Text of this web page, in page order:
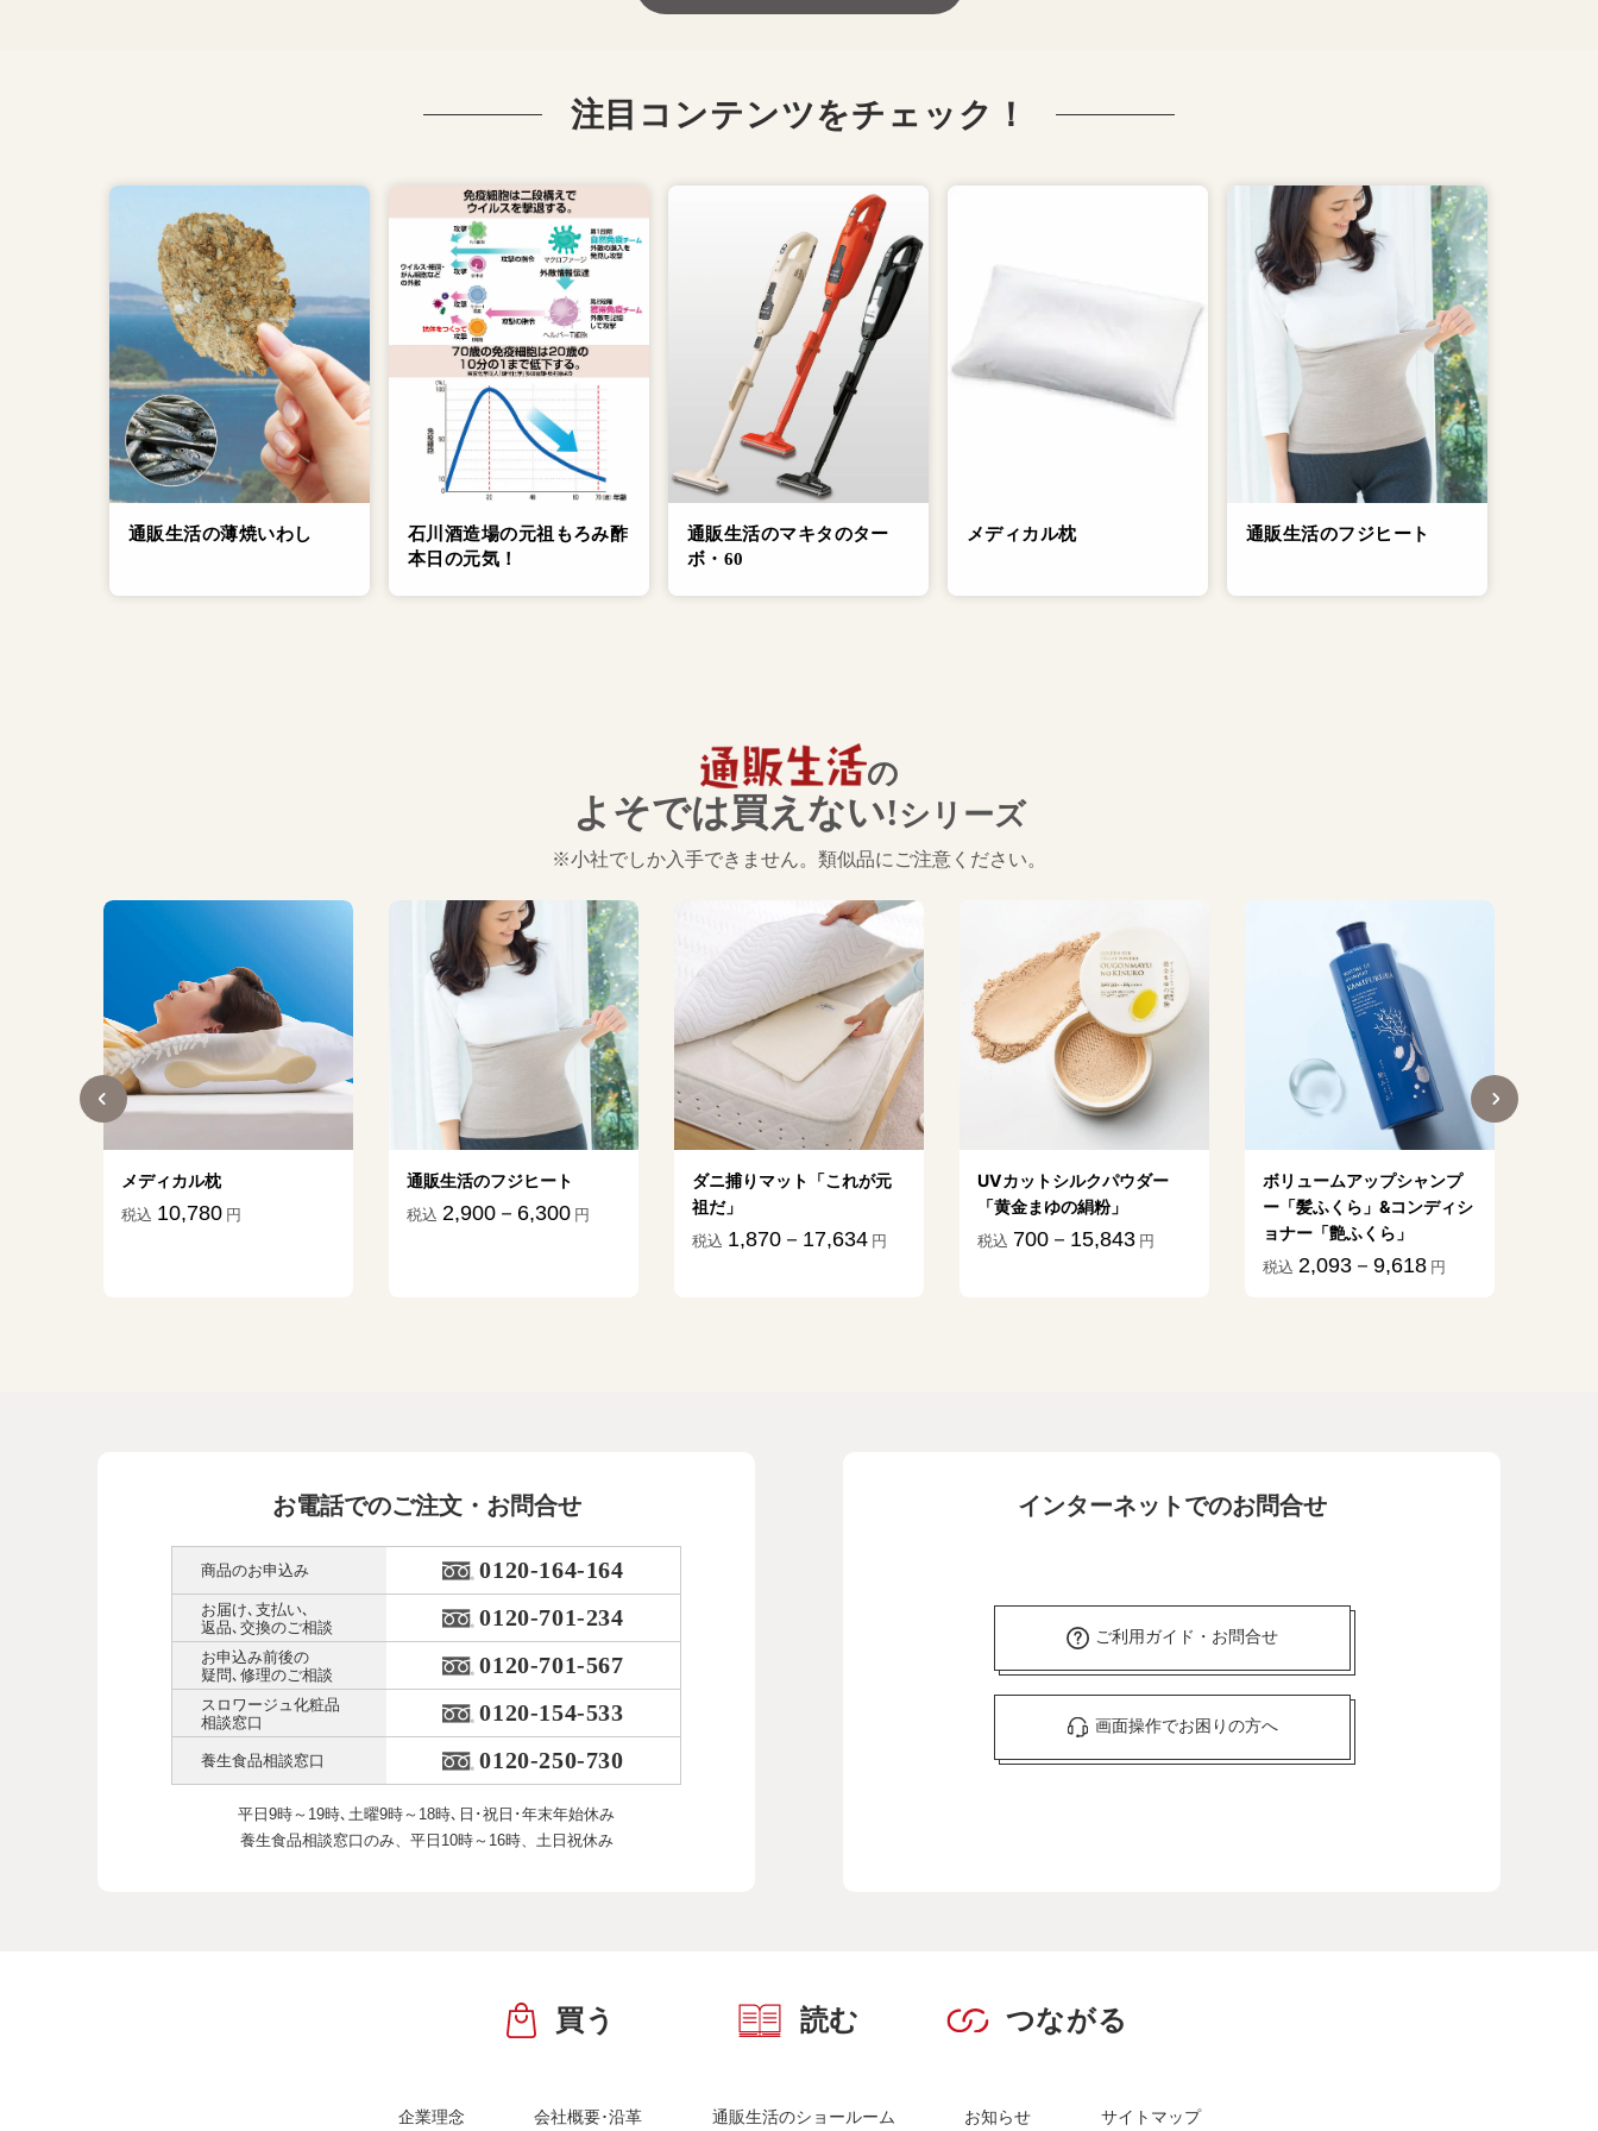
注目コンテンツをチェック！
通販生活の薄焼いわし
石川酒造場の元祖もろみ酢
本日の元気！
通販生活のマキタのター
ボ・60
メディカル枕 通販生活のフジヒート
の
よそでは買えない!シリーズ
※小社でしか入手できません。類似品にご注意ください。
メディカル枕
税込 10,780 円
通販生活のフジヒート
税込 2,900－6,300 円
ダニ捕りマット「これが元
祖だ」
税込 1,870－17,634 円
UVカットシルクパウダー
「黄金まゆの絹粉」
税込 700－15,843 円
ボリュームアップシャンプ
ー「髪ふくら」&コンディシ
ョナー「艶ふくら」
税込 2,093－9,618 円
お電話でのご注文・お問合せ
商品のお申込み 0120-164-164
お届け､支払い､
返品､交換のご相談
0120-701-234
お申込み前後の
疑問､修理のご相談
0120-701-567
スロワージュ化粧品
相談窓口
0120-154-533
養生食品相談窓口 0120-250-730
平日9時～19時､土曜9時～18時､ 日･祝日･年末年始休み
養生食品相談窓口のみ、 平日10時～16時、土日祝休み
インターネットでのお問合せ
ご利用ガイド・お問合せ
画面操作でお困りの方へ
買う 読む つながる
企業理念 会社概要･沿革 通販生活のショールーム お知らせ サイトマップ